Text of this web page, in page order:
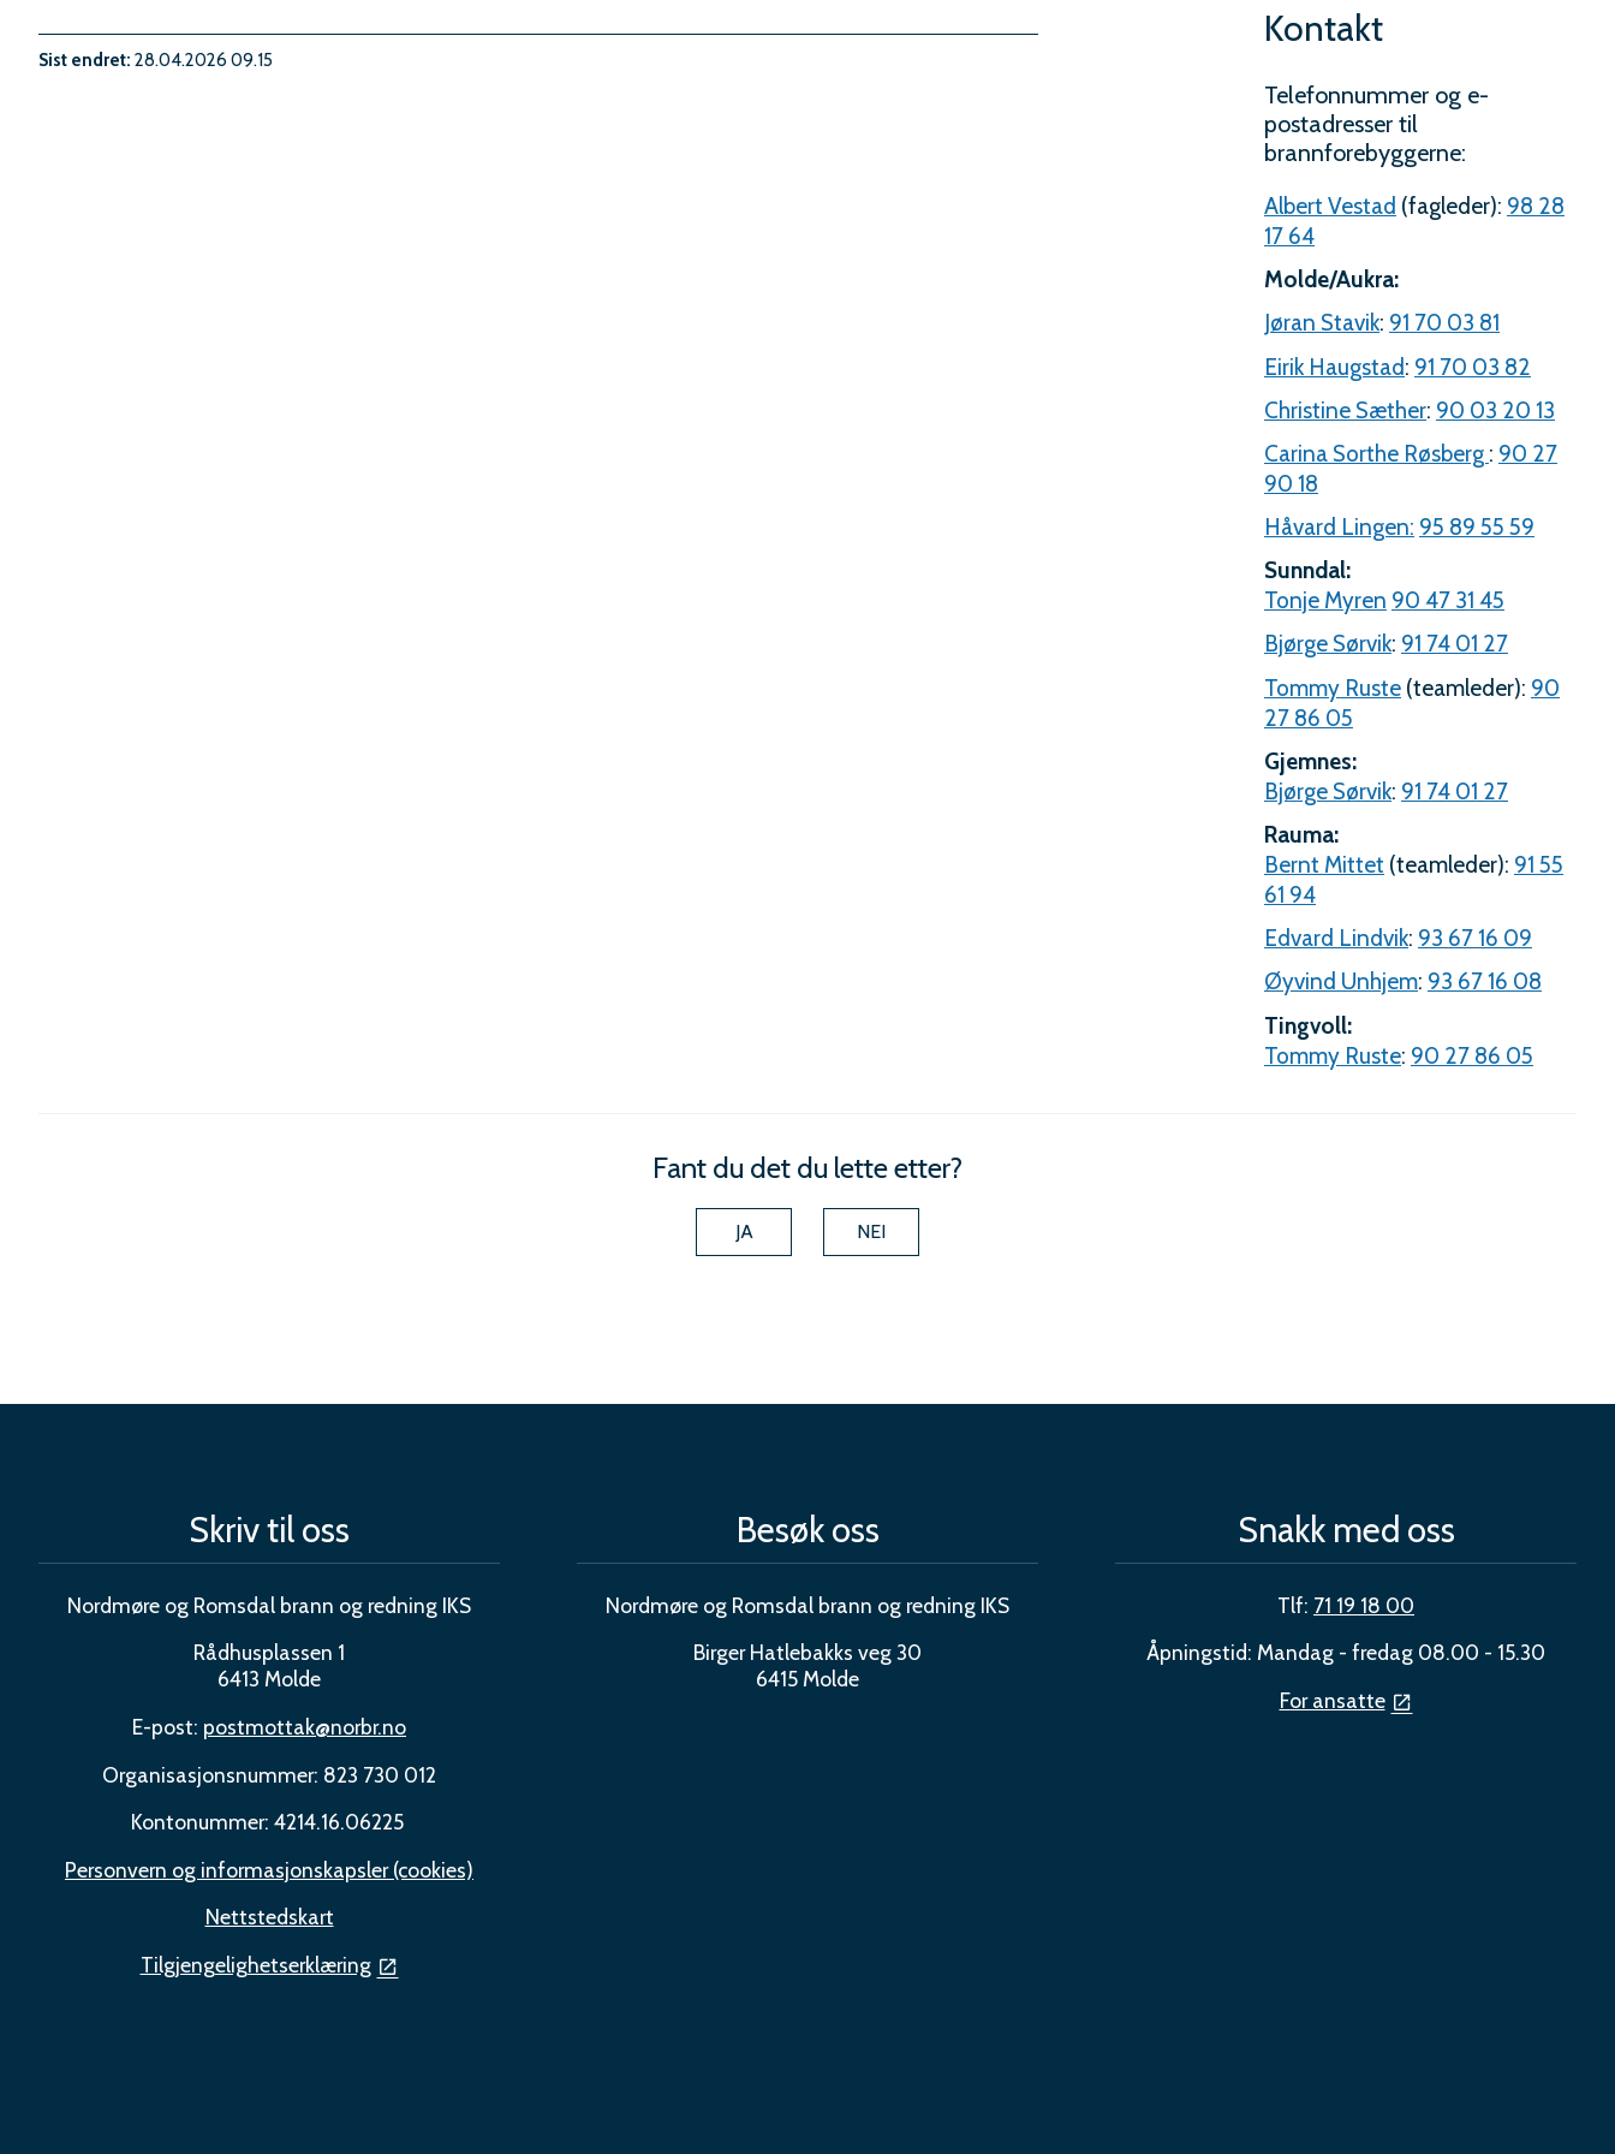
Sist endret 28.04.2026 09.15
Kontakt
Telefonnummer og e-
postadresser til
brannforebyggerne:
Albert Vestad (fagleder): 98 28
17 64
Molde/Aukra:
Jøran Stavik: 91 70 03 81
Eirik Haugstad: 91 70 03 82
Christine Sæther: 90 03 20 13
Carina Sorthe Røsberg : 90 27
90 18
Håvard Lingen: 95 89 55 59
Sunndal:
Tonje Myren 90 47 31 45
Bjørge Sørvik: 91 74 01 27
Tommy Ruste (teamleder): 90
27 86 05
Gjemnes:
Bjørge Sørvik: 91 74 01 27
Rauma:
Bernt Mittet (teamleder): 91 55
61 94
Edvard Lindvik: 93 67 16 09
Øyvind Unhjem: 93 67 16 08
Tingvoll:
Tommy Ruste: 90 27 86 05
Fant du det du lette etter?
JA NEI
Skriv til oss
Nordmøre og Romsdal brann og redning IKS
Rådhusplassen 1
6413 Molde
E-post: postmottak@norbr.no
Organisasjonsnummer: 823 730 012
Kontonummer: 4214.16.06225
Personvern og informasjonskapsler (cookies)
Nettstedskart
Tilgjengelighetserklæring
Besøk oss
Nordmøre og Romsdal brann og redning IKS
Birger Hatlebakks veg 30
6415 Molde
Snakk med oss
Tlf: 71 19 18 00
Åpningstid: Mandag - fredag 08.00 - 15.30
For ansatte